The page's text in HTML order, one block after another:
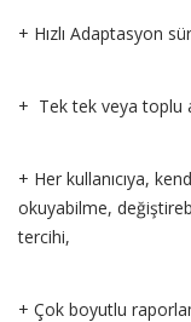
+ Hızlı Adaptasyon
+ Tek tek veya toplu
+ Her kullanıcıya,
okuyabilme,
tercihi,
+ Çok boyutlu